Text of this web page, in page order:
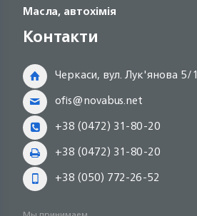
Масла, автохімія
Контакти
Черкаси, вул. Лук'янова 5/1
ofis@novabus.net
+38 (0472) 31-80-20
+38 (0472) 31-80-20
+38 (050) 772-26-52